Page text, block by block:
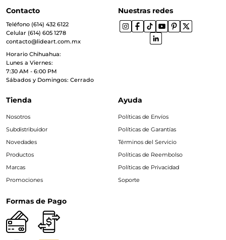
Contacto
Teléfono (614) 432 6122
Celular (614) 605 1278
contacto@lideart.com.mx
Horario Chihuahua:
Lunes a Viernes:
7:30 AM - 6:00 PM
Sábados y Domingos: Cerrado
Nuestras redes
Tienda
Nosotros
Subdistribuidor
Novedades
Productos
Marcas
Promociones
Ayuda
Políticas de Envíos
Políticas de Garantías
Términos del Servicio
Políticas de Reembolso
Políticas de Privacidad
Soporte
Formas de Pago